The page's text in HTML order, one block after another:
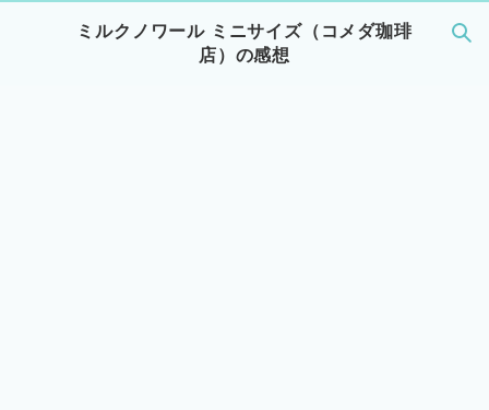
ミルクノワール ミニサイズ（コメダ珈琲
店）の感想